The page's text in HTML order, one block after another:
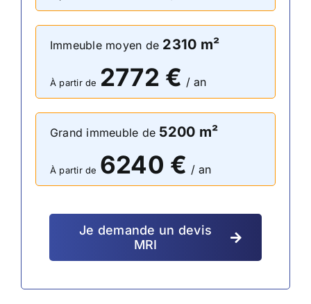
Immeuble moyen de 2310 m²
À partir de 2772 € / an
Grand immeuble de 5200 m²
À partir de 6240 € / an
Je demande un devis
MRI